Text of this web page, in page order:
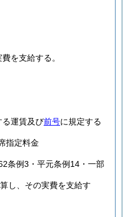
を支給する。
る運賃及び前号に規定する
指定料金
条例3・平元条例14・一部
し、その実費を支給す